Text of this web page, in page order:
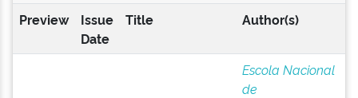
Preview
Issue
Date
Title Author(s)
Escola Nacional
de